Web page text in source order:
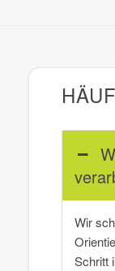
Wir
Schritt